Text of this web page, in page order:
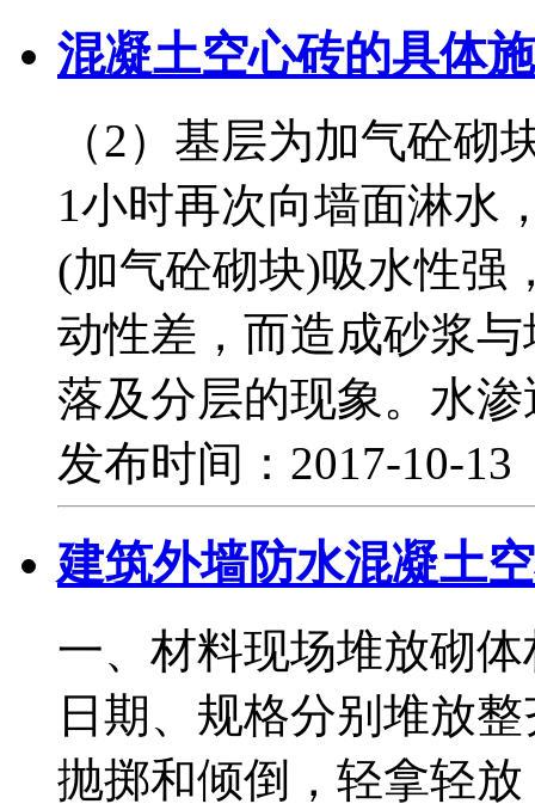
混凝土空心砖的具体
（2）基层为加气砼
1小时再次向墙面淋水
(加气砼砌块)吸水性强
动性差，而造成砂浆
落及分层的现象。水
发布时间：2017-10-
建筑外墙防水混凝土
一、材料现场堆放砌
日期、规格分别堆放
抛掷和倾倒，轻拿轻